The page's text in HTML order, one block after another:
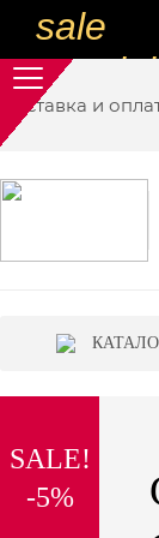
sale
sale
вот
sale
надо
Доставка и
SALE!
-5%